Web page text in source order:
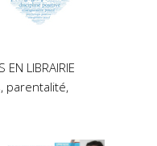
EN LIBRAIRIE
parentalité,